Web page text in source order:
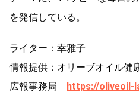
を発信している。
ライター：幸雅子
情報提供：オリーブオイル健
広報事務局 https://oliveoil-